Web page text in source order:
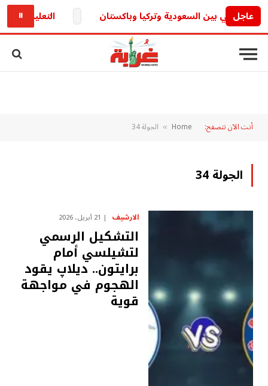
عاجل التعليم تكشف.. حقيقة تأجيل
⏸
أنت الآن تتصفح: Home
» الجولة 34
الجولة 34
الارشيف 21 أبريل، 2026
التشكيل الرسمي
لتشيلسي أمام
برايتون.. ديلاپ يقود
الهجوم في مواجهة
قوية